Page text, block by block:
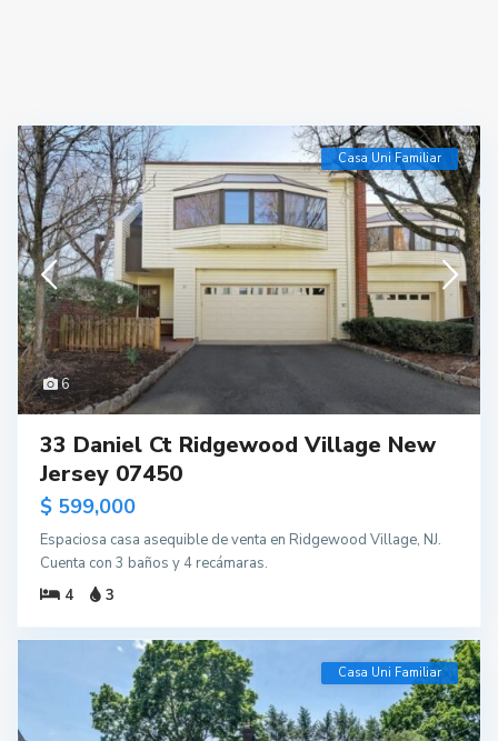
6
Casa Uni Familiar
33 Daniel Ct Ridgewood Village New
Jersey 07450
$ 599,000
Espaciosa casa asequible de venta en Ridgewood Village, NJ.
Cuenta con 3 baños y 4 recámaras.
4
3
Casa Uni Familiar